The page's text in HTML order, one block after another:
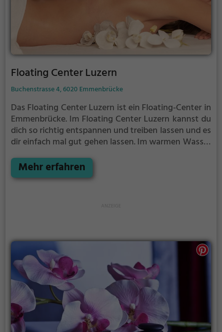
Floating Center Luzern
Buchenstrasse 4, 6020 Emmenbrücke
Das Floating Center Luzern ist ein Floating-Center in
Emmenbrücke. Im Floating Center Luzern kannst du
dich so richtig entspannen und treiben lassen und es
dir einfach mal gut gehen lassen.Im warmen Wasser
anstrengenden Alltag zu entspannen, auszuspannen
und einfach einmal nichts zu tun.
Mehr erfahren